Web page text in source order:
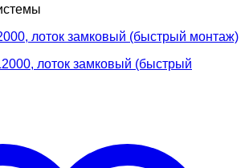
лоток замковый (быстрый монтаж)